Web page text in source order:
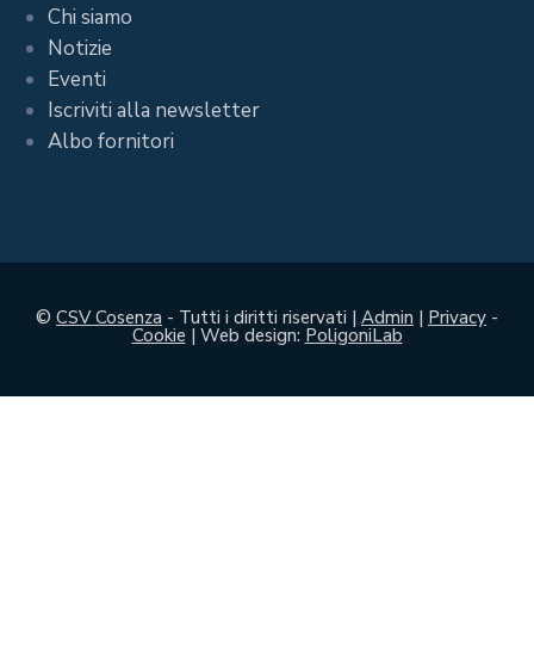
Chi siamo
Notizie
Eventi
Iscriviti alla newsletter
Albo fornitori
© CSV Cosenza - Tutti i diritti riservati | Admin | Privacy -
Cookie | Web design: PoligoniLab